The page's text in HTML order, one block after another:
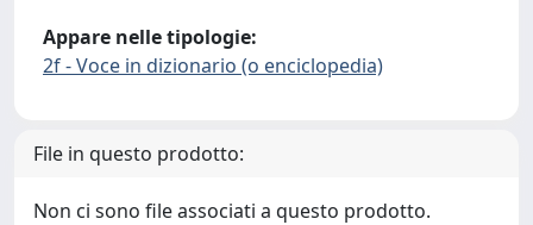
Appare nelle tipologie:
2f - Voce in dizionario (o enciclopedia)
File in questo prodotto:
Non ci sono file associati a questo prodotto.